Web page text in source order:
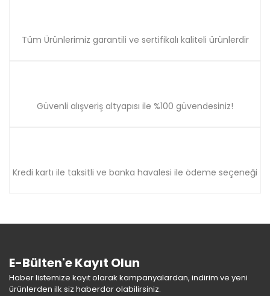
Tüm Ürünlerimiz garantili ve sertifikalı kaliteli ürünlerdir
Güvenli alışveriş altyapısı ile %100 güvendesiniz!
Kredi kartı ile taksitli ve banka havalesi ile ödeme seçeneği
E-Bülten'e Kayıt Olun
Haber listemize kayıt olarak kampanyalardan, indirim ve yeni
ürünlerden ilk siz haberdar olabilirsiniz.